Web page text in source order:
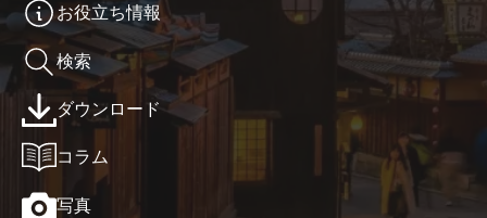
お役立ち情報
検索
ダウンロード
コラム
写真